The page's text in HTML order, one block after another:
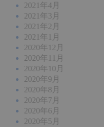
2021年4月
2021年3月
2021年2月
2021年1月
2020年12月
2020年11月
2020年10月
2020年9月
2020年8月
2020年7月
2020年6月
2020年5月